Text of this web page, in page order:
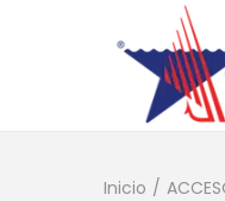
Inicio /